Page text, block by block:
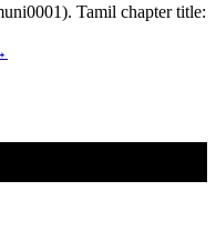
Tamil chapter title: